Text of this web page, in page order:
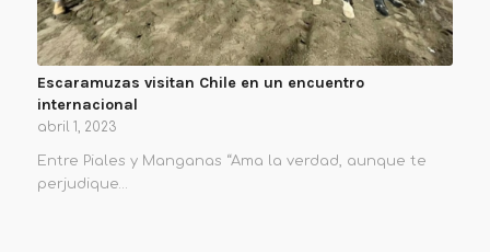
Escaramuzas visitan Chile en un encuentro
internacional
abril 1, 2023
Entre Piales y Manganas “Ama la verdad, aunque te
perjudique…